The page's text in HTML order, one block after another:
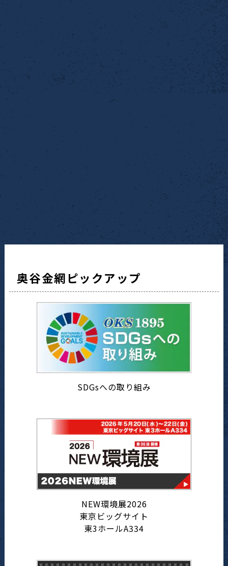
奥谷金網ピックアップ
SDGsへの取り組み
NEW環境展2026
東京ビッグサイト
東3ホールA334